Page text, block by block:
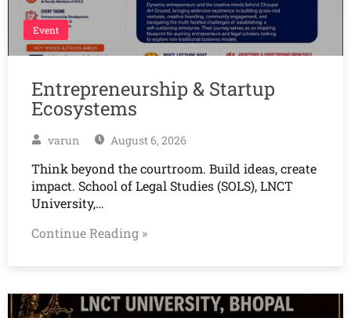
Event
Entrepreneurship & Startup
Ecosystems
varun August 6, 2026
Think beyond the courtroom. Build ideas, create
impact. School of Legal Studies (SOLS), LNCT
University,…
Continue Reading »